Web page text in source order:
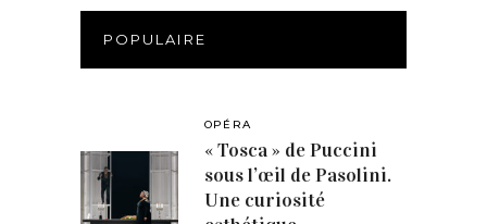
POPULAIRE
OPÉRA
« Tosca » de Puccini
sous l’œil de Pasolini.
Une curiosité